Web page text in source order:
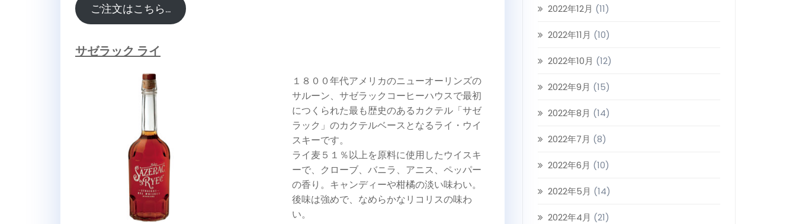
ご注文はこちら…
サゼラック ライ
１８００年代アメリカのニューオーリンズの
サルーン、サゼラックコーヒーハウスで最初
につくられた最も歴史のあるカクテル「サゼ
ラック」のカクテルベースとなるライ・ウイ
スキーです。
ライ麦５１％以上を原料に使用したウイスキ
ーで、クローブ、バニラ、アニス、ペッパー
の香り。キャンディーや柑橘の淡い味わい。
後味は強めで、なめらかなリコリスの味わ
い。
2022年12月 (11)
2022年11月 (10)
2022年10月 (12)
2022年9月 (15)
2022年8月 (14)
2022年7月 (8)
2022年6月 (10)
2022年5月 (14)
2022年4月 (21)